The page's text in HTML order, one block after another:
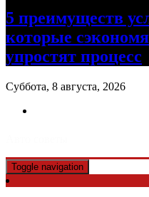
5 преимуществ
которые
упростят процесс
Суббота, 8 августа, 2026
Toggle navigation